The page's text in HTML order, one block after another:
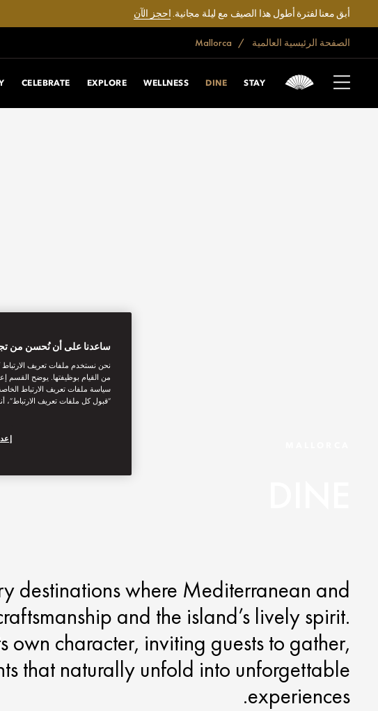
أبق معنا لفترة أطول هذا الصيف مع ليلة مجانية.احجز الآن
الصفحة الرئيسية العالمية
STAY
DINE
WELLNESS
EXPLORE
CELEBRATE
destinations where Mediterranean and
and the island’s lively spirit.
own character, inviting guests to gather,
that naturally unfold into unforgettable
experiences.
ساعدنا على أن نُحسن من
نحن نستخدم ملفات تعريف
من القيام بوظيفتها. يوضح القسم
سياسة ملفات تعريف الارتباط
“قبول كل ملفات تعريف الارتباط”،